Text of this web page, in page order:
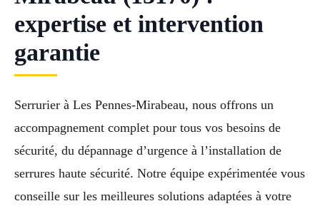
expertise et intervention
garantie
Serrurier à Les Pennes-Mirabeau, nous offrons un
accompagnement complet pour tous vos besoins de
sécurité, du dépannage d’urgence à l’installation de
serrures haute sécurité. Notre équipe expérimentée vous
conseille sur les meilleures solutions adaptées à votre